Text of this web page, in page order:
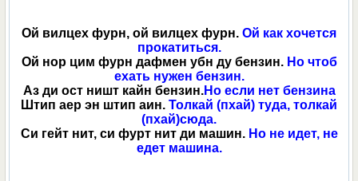
Ой вилцех фурн, ой вилцех фурн. Ой как хочется
прокатиться.
Ой нор цим фурн дафмен убн ду бензин. Но чтоб
ехать нужен бензин.
Аз ди ост ништ кайн бензин.Но если нет бензина
Штип аер эн штип аин. Толкай (пхай) туда, толкай
(пхай)сюда.
Си гейт нит, си фурт нит ди машин. Но не идет, не
едет машина.